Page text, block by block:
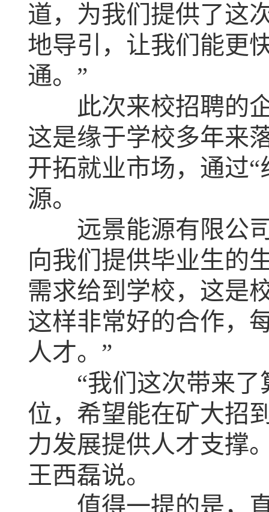
道，为我们提供了这
地导引，让我们能更
通。”
此次来校招聘的企
这是缘于学校多年来
开拓就业市场，通过
源。
远景能源有限公司
向我们提供毕业生的
需求给到学校，这是
这样非常好的合作，
人才。”
“我们这次带来了
位，希望能在矿大招
力发展提供人才支撑
王西磊说。
值得一提的是，直